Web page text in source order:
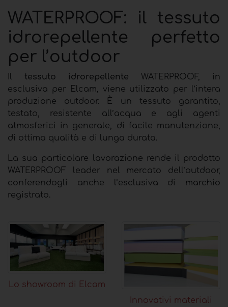
WATERPROOF: il tessuto
idrorepellente perfetto
per l’outdoor
Il tessuto idrorepellente WATERPROOF, in
esclusiva per Elcam, viene utilizzato per l’intera
produzione outdoor. È un tessuto garantito,
testato, resistente all’acqua e agli agenti
atmosferici in generale, di facile manutenzione,
di ottima qualità e di lunga durata.
La sua particolare lavorazione rende il prodotto
WATERPROOF leader nel mercato dell’outdoor,
conferendogli anche l’esclusiva di marchio
registrato.
Lo showroom di Elcam
Innovativi materiali